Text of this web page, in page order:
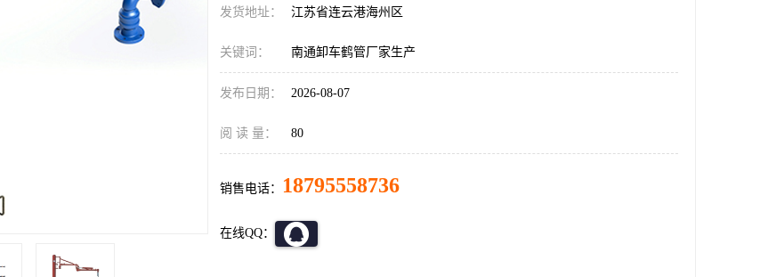
发货地址： 江苏省连云港海州区
关键词： 南通卸车鹤管厂家生产
发布日期： 2026-08-07
阅 读 量： 80
销售电话： 18795558736
在线QQ：